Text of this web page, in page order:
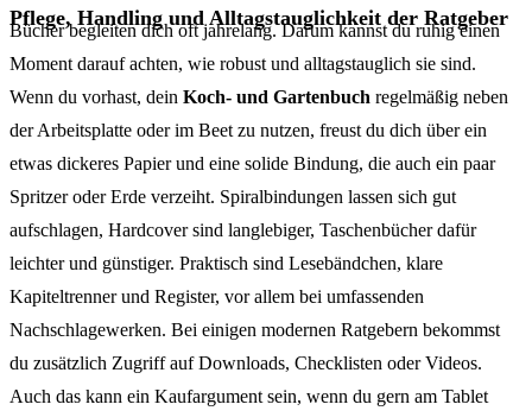
Pflege, Handling und Alltagstauglichkeit der Ratgeber
Bücher begleiten dich oft jahrelang. Darum kannst du ruhig einen
Moment darauf achten, wie robust und alltagstauglich sie sind.
Wenn du vorhast, dein Koch- und Gartenbuch regelmäßig neben
der Arbeitsplatte oder im Beet zu nutzen, freust du dich über ein
etwas dickeres Papier und eine solide Bindung, die auch ein paar
Spritzer oder Erde verzeiht. Spiralbindungen lassen sich gut
aufschlagen, Hardcover sind langlebiger, Taschenbücher dafür
leichter und günstiger. Praktisch sind Lesebändchen, klare
Kapiteltrenner und Register, vor allem bei umfassenden
Nachschlagewerken. Bei einigen modernen Ratgebern bekommst
du zusätzlich Zugriff auf Downloads, Checklisten oder Videos.
Auch das kann ein Kaufargument sein, wenn du gern am Tablet